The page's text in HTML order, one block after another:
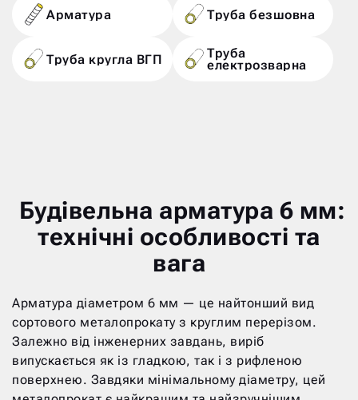
Арматура Труба безшовна
Труба кругла ВГП Труба
електрозварна
Будівельна арматура 6 мм:
технічні особливості та
вага
Арматура діаметром 6 мм — це найтонший вид
сортового металопрокату з круглим перерізом.
Залежно від інженерних завдань, виріб
випускається як із гладкою, так і з рифленою
поверхнею. Завдяки мінімальному діаметру, цей